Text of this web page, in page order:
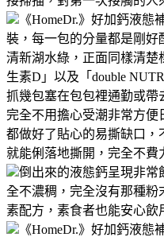
《HomeDr.》好加鈣液
裝，每一包的分量都是剛好
清新湖水綠，正面同樣清楚
生素D」以及「double
抓幾包塞在包包裡通勤或
完全不用擔心受潮非常方
都做好了貼心的易撕缺口
就能俐落地撕開，完全不費
倒出來的液態鈣呈現非常
全不濃稠，完全沒有那種粉
素配方，素食者也能安心飲
《HomeDr.》好加鈣液